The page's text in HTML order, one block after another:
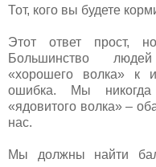
Тот, кого вы будете
Этот ответ прост,
Большинство
«хорошего волка» к
ошибка. Мы
«ядовитого волка» –
нас.
Мы должны найти